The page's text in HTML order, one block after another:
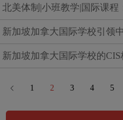
1 2 3 4 5